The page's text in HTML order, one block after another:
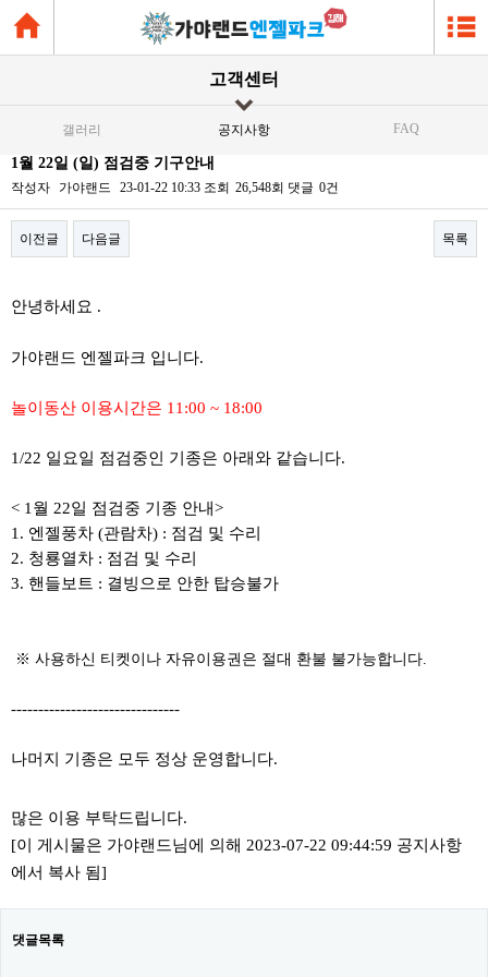
고객센터
갤러리 공지사항 FAQ
1월 22일 (일) 점검중 기구안내
작성자 가야랜드 23-01-22 10:33 조회 26,548회 댓글 0건
이전글 다음글 목록
안녕하세요 .
가야랜드 엔젤파크 입니다.
놀이동산 이용시간은 11:00 ~ 18:00
1/22 일요일 점검중인 기종은 아래와 같습니다.
< 1월 22일 점검중 기종 안내>
1. 엔젤풍차 (관람차) : 점검 및 수리
2. 청룡열차 : 점검 및 수리
3. 핸들보트 : 결빙으로 안한 탑승불가
​ ​※ 사용하신 티켓이나 자유이용권은 절대 환불 불가능합니다.
-------------------------------
나머지 기종은 모두 정상 운영합니다.
많은 이용 부탁드립니다.
[이 게시물은 가야랜드님에 의해 2023-07-22 09:44:59 공지사항
에서 복사 됨]
댓글목록